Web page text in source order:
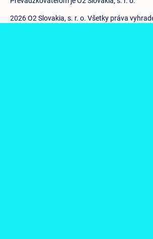
2026 O2 Slovakia, s. r. o. Všetky práva